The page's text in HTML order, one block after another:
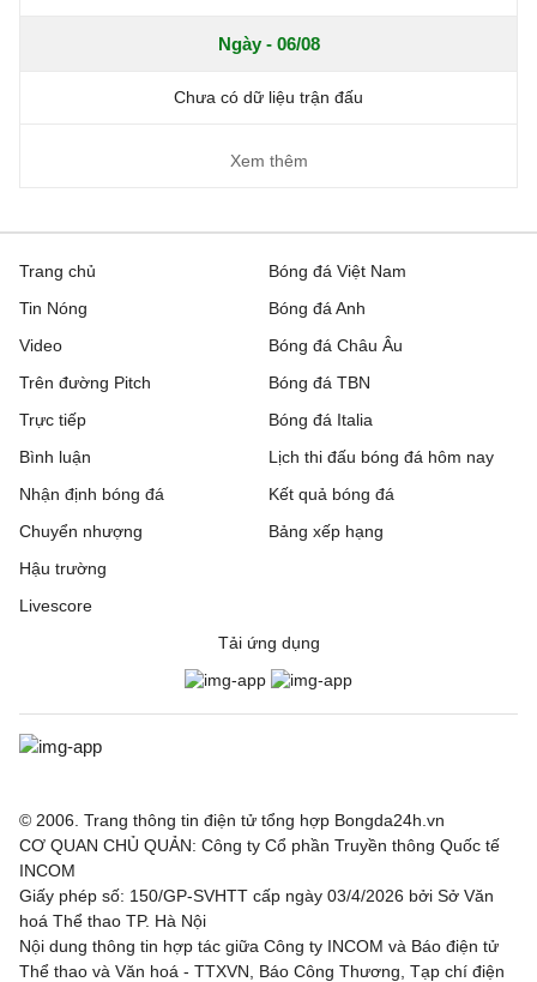
Ngày - 06/08
Chưa có dữ liệu trận đấu
Xem thêm
Trang chủ
Tin Nóng
Video
Trên đường Pitch
Trực tiếp
Bóng đá Việt Nam
Bóng đá Anh
Bóng đá Châu Âu
Bóng đá TBN
Bóng đá Italia
Bình luận
Nhận định bóng đá
Chuyển nhượng
Hậu trường
Livescore
Lịch thi đấu bóng đá hôm nay
Kết quả bóng đá
Bảng xếp hạng
Tải ứng dụng
© 2006. Trang thông tin điện tử tổng hợp Bongda24h.vn
CƠ QUAN CHỦ QUẢN: Công ty Cổ phần Truyền thông Quốc tế
INCOM
Giấy phép số: 150/GP-SVHTT cấp ngày 03/4/2026 bởi Sở Văn
hoá Thể thao TP. Hà Nội
Nội dung thông tin hợp tác giữa Công ty INCOM và Báo điện tử
Thể thao và Văn hoá - TTXVN, Báo Công Thương, Tạp chí điện